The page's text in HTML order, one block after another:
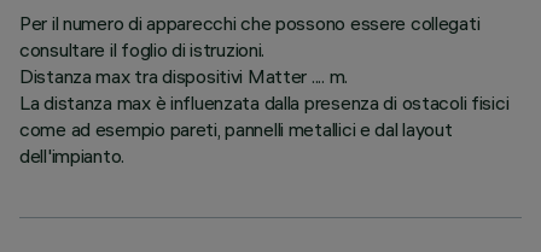
Per il numero di apparecchi che possono essere collegati
consultare il foglio di istruzioni.
Distanza max tra dispositivi Matter .... m.
La distanza max è influenzata dalla presenza di ostacoli fisici
come ad esempio pareti, pannelli metallici e dal layout
dell'impianto.